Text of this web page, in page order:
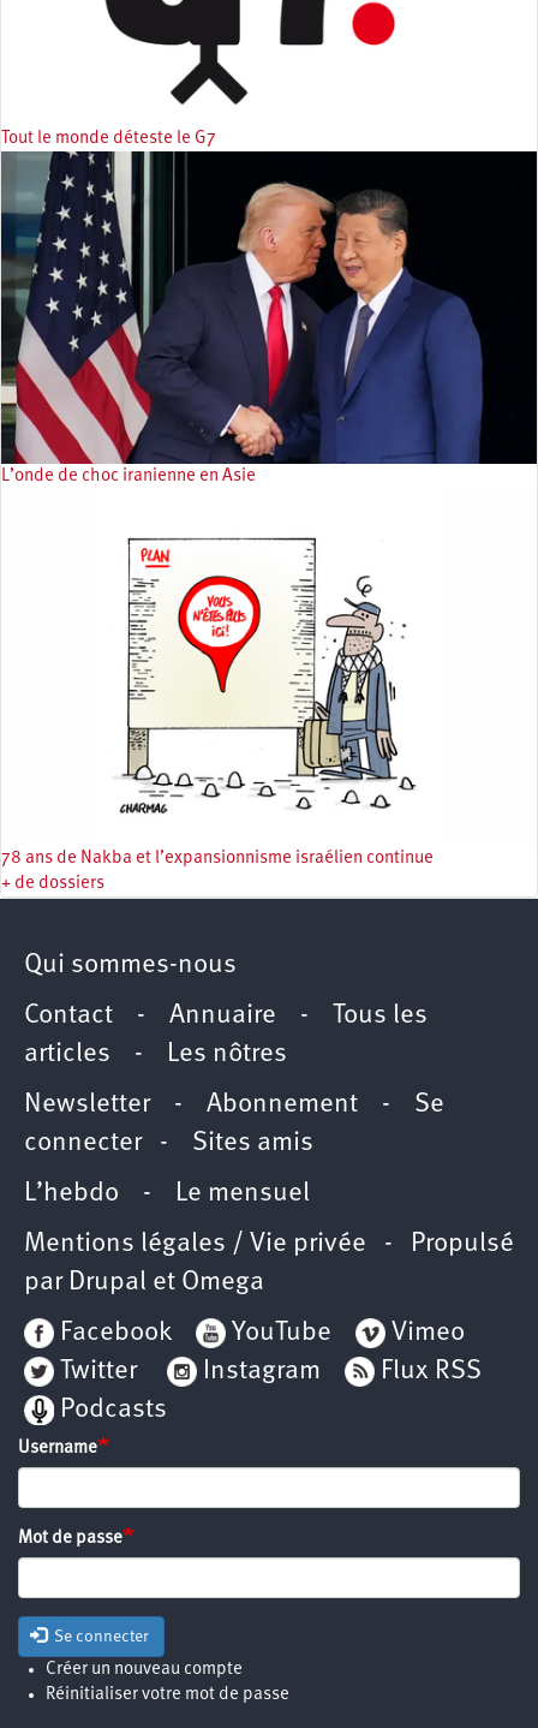
Tout le monde déteste le G7
L’onde de choc iranienne en Asie
78 ans de Nakba et l’expansionnisme israélien continue
+ de dossiers
Qui sommes-nous
Contact - Annuaire -
Tous les
articles - Les nôtres
Newsletter- Abonnement - Se
connecter- Sites amis
L’hebdo - Le mensuel
Mentions légales / Vie privée - Propulsé
par Drupal et Omega
Facebook
YouTube
Vimeo
Twitter
Instagram
Flux RSS
Podcasts
Username
Mot de passe
Se connecter
Créer un nouveau compte
Réinitialiser votre mot de passe